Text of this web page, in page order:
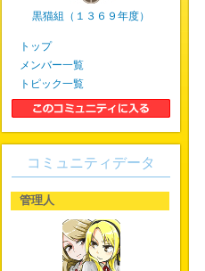
黒猫組（１３６９年度）
トップ
メンバー一覧
トピック一覧
コミュニティデータ
管理人